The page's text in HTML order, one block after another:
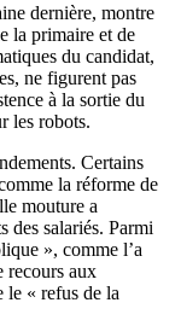
dernière, montre
la primaire et de
du candidat,
ne figurent pas
à la sortie du
les robots.
Certains
la réforme de
mouture a
des salariés. Parmi
», comme l’a
recours aux
le « refus de la